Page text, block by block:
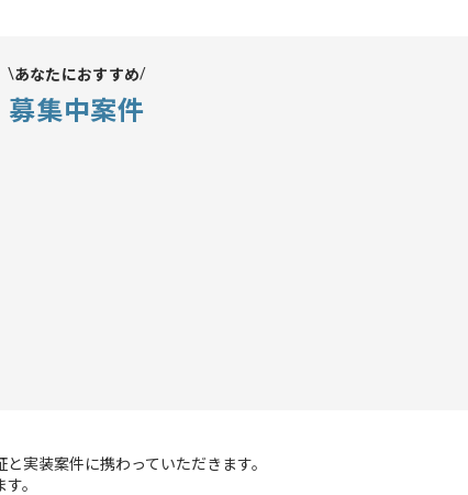
あなたにおすすめ
募集中案件
実装案件に携わっていただきます。
。